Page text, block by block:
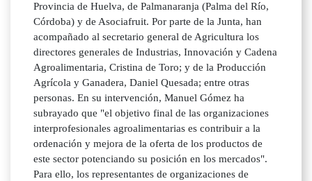
Provincia de Huelva, de Palmanaranja (Palma del Río,
Córdoba) y de Asociafruit. Por parte de la Junta, han
acompañado al secretario general de Agricultura los
directores generales de Industrias, Innovación y Cadena
Agroalimentaria, Cristina de Toro; y de la Producción
Agrícola y Ganadera, Daniel Quesada; entre otras
personas. En su intervención, Manuel Gómez ha
subrayado que "el objetivo final de las organizaciones
interprofesionales agroalimentarias es contribuir a la
ordenación y mejora de la oferta de los productos de
este sector potenciando su posición en los mercados".
Para ello, los representantes de organizaciones de